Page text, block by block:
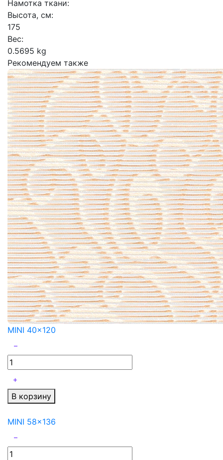
Намотка ткани:
Высота, см:
175
Вес:
0.5695 kg
Рекомендуем также
MINI 40x120
В корзину
MINI 58x136